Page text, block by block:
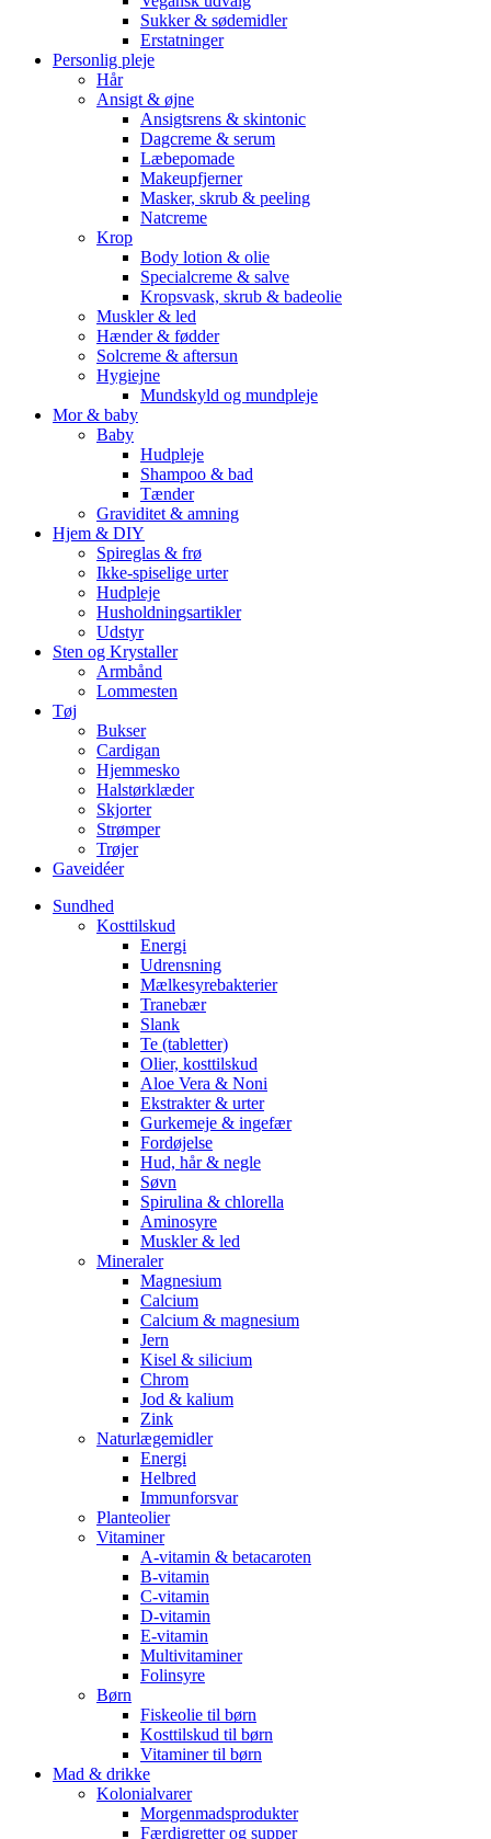
Sukker & sødemidler
Erstatninger
Personlig pleje
Hår
Ansigt & øjne
Ansigtsrens & skintonic
Dagcreme & serum
Læbepomade
Makeupfjerner
Masker, skrub & peeling
Natcreme
Krop
Body lotion & olie
Specialcreme & salve
Kropsvask, skrub & badeolie
Muskler & led
Hænder & fødder
Solcreme & aftersun
Hygiejne
Mundskyld og mundpleje
Mor & baby
Baby
Hudpleje
Shampoo & bad
Tænder
Graviditet & amning
Hjem & DIY
Spireglas & frø
Ikke-spiselige urter
Hudpleje
Husholdningsartikler
Udstyr
Sten og Krystaller
Armbånd
Lommesten
Tøj
Bukser
Cardigan
Hjemmesko
Halstørklæder
Skjorter
Strømper
Trøjer
Gaveidéer
Sundhed
Kosttilskud
Energi
Udrensning
Mælkesyrebakterier
Tranebær
Slank
Te (tabletter)
Olier, kosttilskud
Aloe Vera & Noni
Ekstrakter & urter
Gurkemeje & ingefær
Fordøjelse
Hud, hår & negle
Søvn
Spirulina & chlorella
Aminosyre
Muskler & led
Mineraler
Magnesium
Calcium
Calcium & magnesium
Jern
Kisel & silicium
Chrom
Jod & kalium
Zink
Naturlægemidler
Energi
Helbred
Immunforsvar
Planteolier
Vitaminer
A-vitamin & betacaroten
B-vitamin
C-vitamin
D-vitamin
E-vitamin
Multivitaminer
Folinsyre
Børn
Fiskeolie til børn
Kosttilskud til børn
Vitaminer til børn
Mad & drikke
Kolonialvarer
Morgenmadsprodukter
Færdigretter og supper